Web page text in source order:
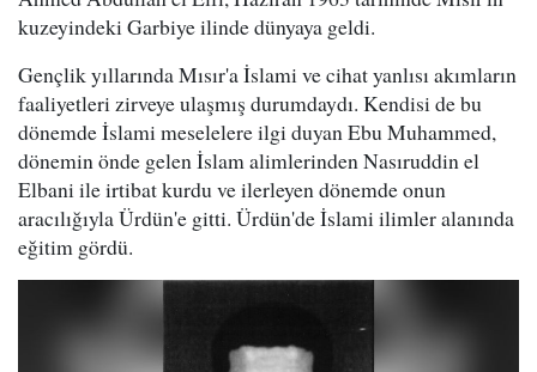
kuzeyindeki Garbiye ilinde dünyaya geldi.
Gençlik yıllarında Mısır'a İslami ve cihat yanlısı akımların
faaliyetleri zirveye ulaşmış durumdaydı. Kendisi de bu
dönemde İslami meselelere ilgi duyan Ebu Muhammed,
dönemin önde gelen İslam alimlerinden Nasıruddin el
Elbani ile irtibat kurdu ve ilerleyen dönemde onun
aracılığıyla Ürdün'e gitti. Ürdün'de İslami ilimler alanında
eğitim gördü.